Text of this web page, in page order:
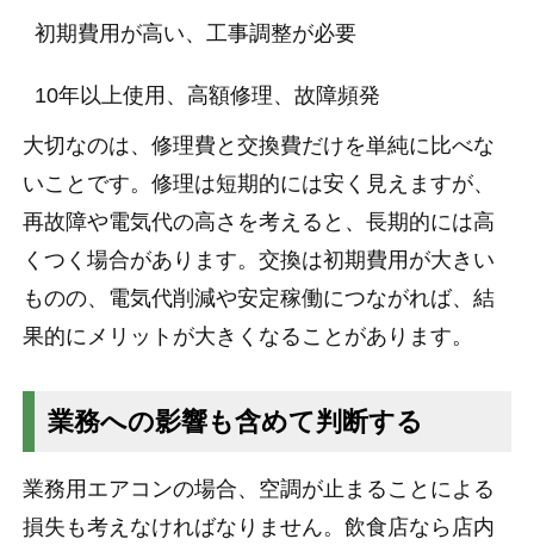
初期費用が高い、工事調整が必要
10年以上使用、高額修理、故障頻発
大切なのは、修理費と交換費だけを単純に比べな
いことです。修理は短期的には安く見えますが、
再故障や電気代の高さを考えると、長期的には高
くつく場合があります。交換は初期費用が大きい
ものの、電気代削減や安定稼働につながれば、結
果的にメリットが大きくなることがあります。
業務への影響も含めて判断する
業務用エアコンの場合、空調が止まることによる
損失も考えなければなりません。飲食店なら店内